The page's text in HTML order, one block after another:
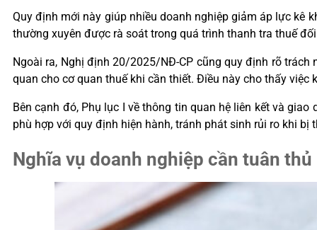
Quy định mới này giúp nhiều doanh nghiệp giảm áp lực kê
thường xuyên được rà soát trong quá trình thanh tra thuế
Ngoài ra, Nghị định 20/2025/NĐ-CP cũng quy định rõ
quan cho cơ quan thuế khi cần thiết. Điều này cho thấy
Bên cạnh đó, Phụ lục I về thông tin quan hệ liên kết và
phù hợp với quy định hiện hành, tránh phát sinh rủi ro khi bị
Nghĩa vụ doanh nghiệp cần tuân